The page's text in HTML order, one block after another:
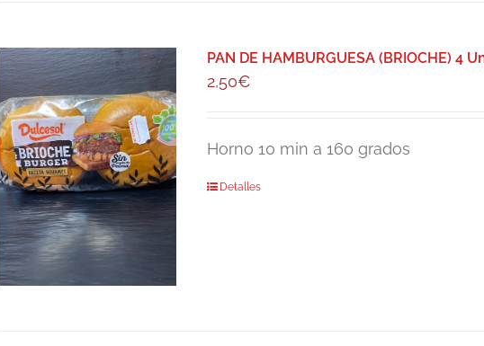
PAN DE HAMBURGUESA (BRIOCHE) 4
2,50€
Horno 10 min a 160 grados
Detalles